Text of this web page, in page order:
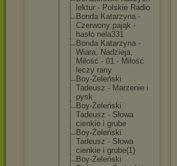
lektur - Polskie Radio
Bonda Katarzyna -
Czerwony pająk -
hasło nela331
Bonda Katarzyna -
Wiara, Nadzieja,
Miłość - 01 - Miłość
leczy rany
Boy-Żeleński
Tadeusz - Marzenie i
pysk
Boy-Żeleński
Tadeusz - Słowa
cienkie i grube
Boy-Żeleński
Tadeusz - Słowa
cienkie i grube(1)
Boy-Żeleński